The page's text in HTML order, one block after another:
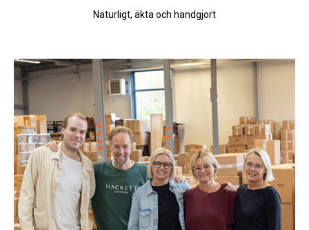
Naturligt, äkta och handgjort